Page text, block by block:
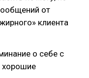
от
клиента
о себе с